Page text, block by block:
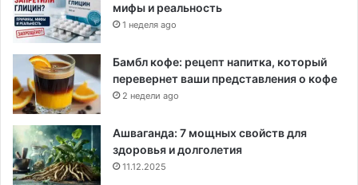
мифы и реальность
1 неделя ago
Бамбл кофе: рецепт напитка, который
перевернет ваши представления о кофе
2 недели ago
Ашваганда: 7 мощных свойств для
здоровья и долголетия
11.12.2025